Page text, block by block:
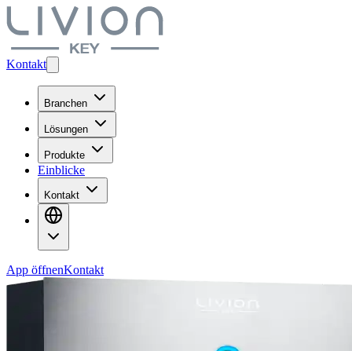
Kontakt
Branchen
Lösungen
Produkte
Einblicke
Kontakt
App öffnenKontakt